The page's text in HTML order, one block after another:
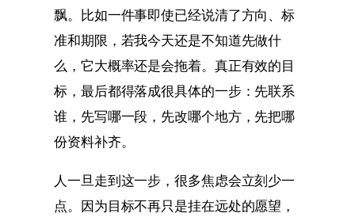
飘。比如一件事即使已经说清了方向、标
准和期限，若我今天还是不知道先做什
么，它大概率还是会拖着。真正有效的目
标，最后都得落成很具体的一步：先联系
谁，先写哪一段，先改哪个地方，先把哪
份资料补齐。
人一旦走到这一步，很多焦虑会立刻少一
点。因为目标不再只是挂在远处的愿望，